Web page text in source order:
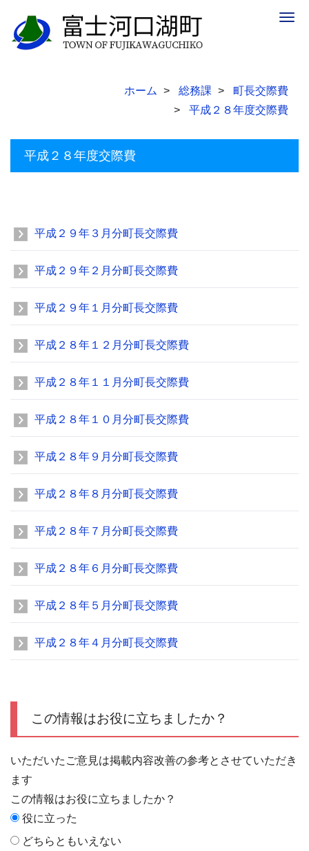
ホーム 総務課
町長交際費
平成２８年度交際費
平成２８年度交際費
平成２９年３月分町長交際費
平成２９年２月分町長交際費
平成２９年１月分町長交際費
平成２８年１２月分町長交際費
平成２８年１１月分町長交際費
平成２８年１０月分町長交際費
平成２８年９月分町長交際費
平成２８年８月分町長交際費
平成２８年７月分町長交際費
平成２８年６月分町長交際費
平成２８年５月分町長交際費
平成２８年４月分町長交際費
この情報はお役に立ちましたか？
いただいたご意見は掲載内容改善の参考とさせていただき
ます
この情報はお役に立ちましたか？
役に立った
どちらともいえない